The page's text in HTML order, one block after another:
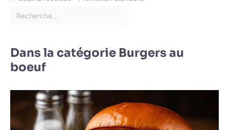
Dans la catégorie Burgers au
boeuf